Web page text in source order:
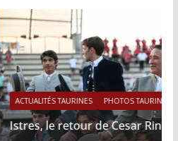
TAURINES 2026
Rincon en photos